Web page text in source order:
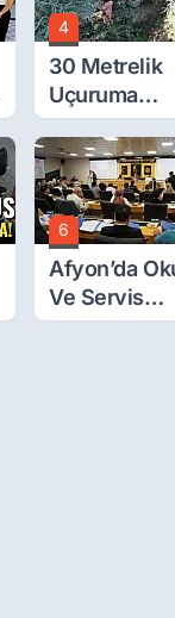
4
30 Metrelik
Uçuruma
Yuvarlanan
Traktörden
Çıktılar
6
Afyon’da
Ve Servis
Ücretleri